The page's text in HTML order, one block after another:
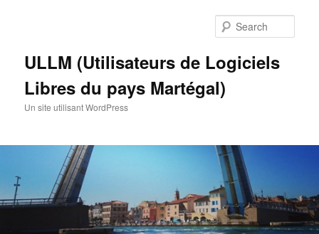
ULLM (Utilisateurs de Logiciels
Libres du pays Martégal)
Un site utilisant WordPress